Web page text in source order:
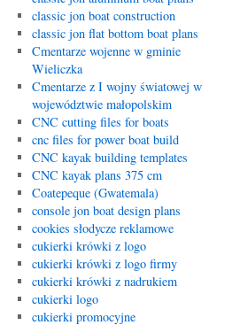
classic jon boat construction
classic jon flat bottom boat plans
Cmentarze wojenne w gminie
Wieliczka
Cmentarze z I wojny światowej w
województwie małopolskim
CNC cutting files for boats
cnc files for power boat build
CNC kayak building templates
CNC kayak plans 375 cm
Coatepeque (Gwatemala)
console jon boat design plans
cookies słodycze reklamowe
cukierki krówki z logo
cukierki krówki z logo firmy
cukierki krówki z nadrukiem
cukierki logo
cukierki promocyjne